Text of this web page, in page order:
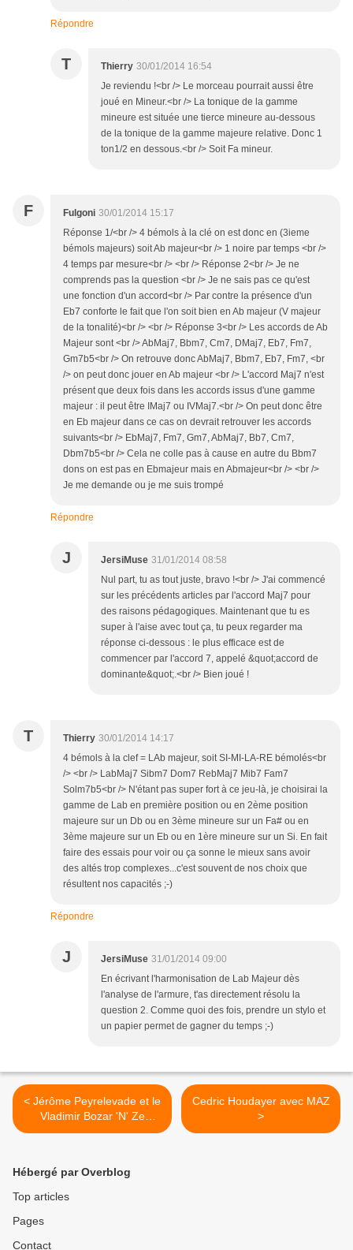
Répondre
T Thierry 30/01/2014 16:54
Je reviendu !<br /> Le morceau pourrait aussi être
joué en Mineur.<br /> La tonique de la gamme
mineure est située une tierce mineure au-dessous
de la tonique de la gamme majeure relative. Donc 1
ton1/2 en dessous.<br /> Soit Fa mineur.
F Fulgoni 30/01/2014 15:17
Réponse 1/<br /> 4 bémols à la clé on est donc en (3ieme
bémols majeurs) soit Ab majeur<br /> 1 noire par temps <br />
4 temps par mesure<br /> <br /> Réponse 2<br /> Je ne
comprends pas la question <br /> Je ne sais pas ce qu'est
une fonction d'un accord<br /> Par contre la présence d'un
Eb7 conforte le fait que l'on soit bien en Ab majeur (V majeur
de la tonalité)<br /> <br /> Réponse 3<br /> Les accords de Ab
Majeur sont <br /> AbMaj7, Bbm7, Cm7, DMaj7, Eb7, Fm7,
Gm7b5<br /> On retrouve donc AbMaj7, Bbm7, Eb7, Fm7, <br
/> on peut donc jouer en Ab majeur <br /> L'accord Maj7 n'est
présent que deux fois dans les accords issus d'une gamme
majeur : il peut être IMaj7 ou IVMaj7.<br /> On peut donc être
en Eb majeur dans ce cas on devrait retrouver les accords
suivants<br /> EbMaj7, Fm7, Gm7, AbMaj7, Bb7, Cm7,
Dbm7b5<br /> Cela ne colle pas à cause en autre du Bbm7
dons on est pas en Ebmajeur mais en Abmajeur<br /> <br />
Je me demande ou je me suis trompé
Répondre
J JersiMuse 31/01/2014 08:58
Nul part, tu as tout juste, bravo !<br /> J'ai commencé
sur les précédents articles par l'accord Maj7 pour
des raisons pédagogiques. Maintenant que tu es
super à l'aise avec tout ça, tu peux regarder ma
réponse ci-dessous : le plus efficace est de
commencer par l'accord 7, appelé &quot;accord de
dominante&quot;.<br /> Bien joué !
T Thierry 30/01/2014 14:17
4 bémols à la clef = LAb majeur, soit SI-MI-LA-RE bémolés<br
/> <br /> LabMaj7 Sibm7 Dom7 RebMaj7 Mib7 Fam7
Solm7b5<br /> N'étant pas super fort à ce jeu-là, je choisirai la
gamme de Lab en première position ou en 2ème position
majeure sur un Db ou en 3ème mineure sur un Fa# ou en
3ème majeure sur un Eb ou en 1ère mineure sur un Si. En fait
faire des essais pour voir ou ça sonne le mieux sans avoir
des altés trop complexes...c'est souvent de nos choix que
résultent nos capacités ;-)
Répondre
J JersiMuse 31/01/2014 09:00
En écrivant l'harmonisation de Lab Majeur dès
l'analyse de l'armure, t'as directement résolu la
question 2. Comme quoi des fois, prendre un stylo et
un papier permet de gagner du temps ;-)
< Jérôme Peyrelevade et le
Vladimir Bozar 'N' Ze
Sheraf Orkestär
Cedric Houdayer avec MAZ
>
Hébergé par Overblog
Top articles
Pages
Contact